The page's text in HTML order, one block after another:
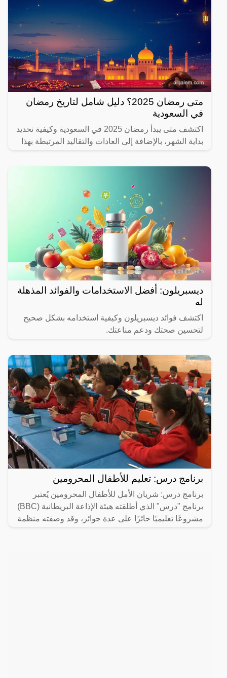
متى رمضان 2025؟ دليل شامل لتاريخ رمضان
في السعودية
اكتشف متى يبدأ رمضان 2025 في السعودية وكيفية تحديد
بداية الشهر، بالإضافة إلى العادات والتقاليد المرتبطة بهذا
ديسبريلون: أفضل الاستخدامات والفوائد المذهلة
له
اكتشف فوائد ديسبريلون وكيفية استخدامه بشكل صحيح
لتحسين صحتك ودعم مناعتك.
برنامج درس: تعليم للأطفال المحرومين
برنامج درس: شريان الأمل للأطفال المحرومين يُعتبر
برنامج "درس" الذي أطلقته هيئة الإذاعة البريطانية (BBC)
مشروعًا تعليميًا حائزًا على عدة جوائز، وقد وصفته منظمة